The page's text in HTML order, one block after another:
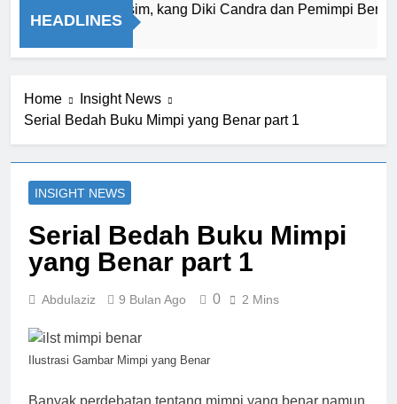
HEADLINES
Muhammad Qasim, kang Diki Candra dan Pemimpi Berada
Home
Insight News
Serial Bedah Buku Mimpi yang Benar part 1
INSIGHT NEWS
Serial Bedah Buku Mimpi
yang Benar part 1
Abdulaziz 9 Bulan Ago 0 2 Mins
Ilustrasi Gambar Mimpi yang Benar
Banyak perdebatan tentang mimpi yang benar namun